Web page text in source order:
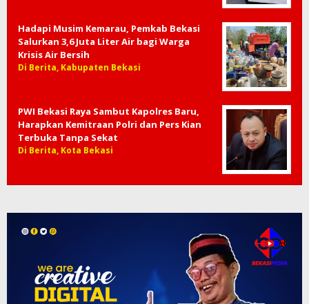
Hadapi Musim Kemarau, Pemkab Bekasi
Salurkan 3,6 Juta Liter Air bagi Warga
Krisis Air Bersih
Di Berita, Kabupaten Bekasi
PWI Bekasi Raya Sambut Kapolres Baru,
Harapkan Kemitraan Polri dan Pers Kian
Terbuka Tanpa Sekat
Di Berita, Kota Bekasi